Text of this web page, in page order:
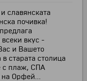
славянската
почивка!
вкус -
и Вашето
старата столица
с плаж, СПА
на Орфей...